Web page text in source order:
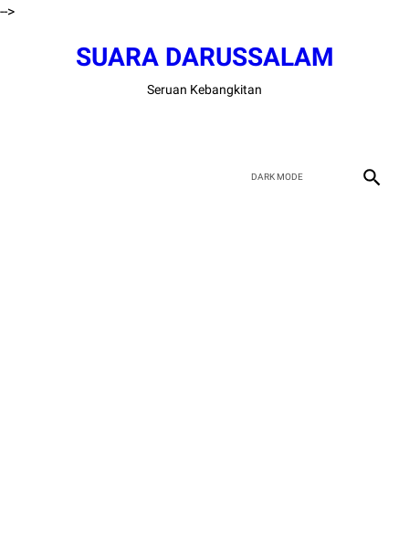
-->
SUARA DARUSSALAM
Seruan Kebangkitan